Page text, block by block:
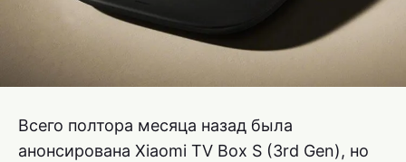
Всего полтора месяца назад была
анонсирована Xiaomi TV Box S (3rd Gen), но